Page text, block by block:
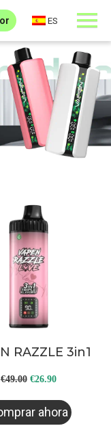
ES
RAZZLE 3in1
€49.00 Original
was:
€26.90Current
is:
ahora